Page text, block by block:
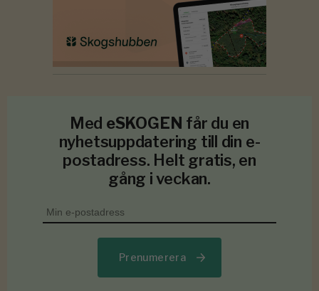
Med eSKOGEN får du en
nyhetsuppdatering till din e-
postadress. Helt gratis, en
gång i veckan.
Prenumerera